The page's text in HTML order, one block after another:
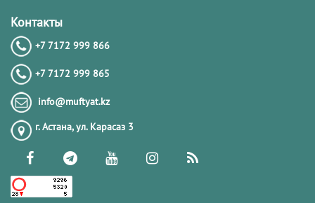
Контакты
+7 7172 999 866
+7 7172 999 865
info@muftyat.kz
г. Астана, ул. Карасаз 3